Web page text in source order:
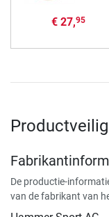
€ 27,95
De productie-
van de fabrikant van